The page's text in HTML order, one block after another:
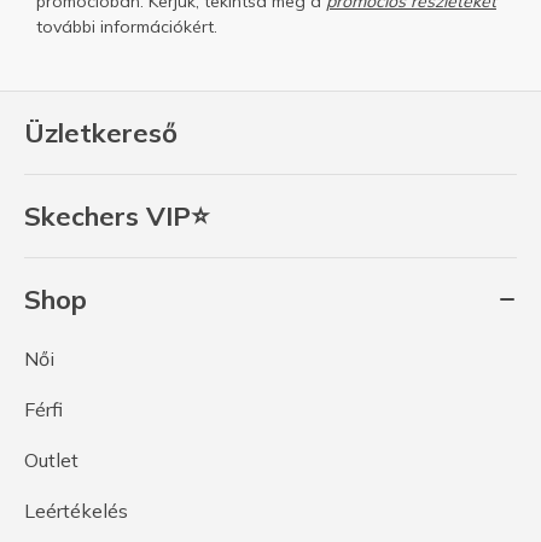
Üzletkereső
Skechers VIP⭐
Shop
Női
Férfi
Outlet
Leértékelés
további információkért.